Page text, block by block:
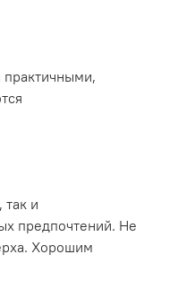
и
предпочтений. Не
Хорошим